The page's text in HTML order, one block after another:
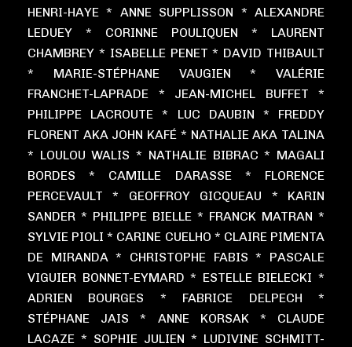
HENRI-HAYE * ANNE SUPPLISSON * ALEXANDRE
LEDUEY * CORINNE POULIQUEN * LAURENT
CHAMBREY * ISABELLE PENET * DAVID THIBAULT
* MARIE-STÉPHANE VAUGIEN * VALÉRIE
FRANCHET-LAPRADE * JEAN-MICHEL BUFFET *
PHILIPPE LACROUTE * LUC DAUBIN * FREDDY
FLORENT AKA JOHN KAFÉ * NATHALIE AKA TALINA
* LOULOU WALIS * NATHALIE BIBRAC * MAGALI
BORDES * CAMILLE DARASSE * FLORENCE
PERCEVAULT * GEOFFROY GICQUEAU * KARIN
SANDER * PHILIPPE BIELLE * FRANCK MATRAN *
SYLVIE PIOLI * CARINE CUELHO * CLAIRE PIMENTA
DE MIRANDA * CHRISTOPHE FABIS * PASCALE
VIGUIER BONNET-EYMARD * ESTELLE BIELECKI *
ADRIEN BOURGES * FABRICE DELPECH *
STÉPHANE JAIS * ANNE KORSAK * CLAUDE
LACAZE * SOPHIE JULIEN * LUDIVINE SCHMITT-